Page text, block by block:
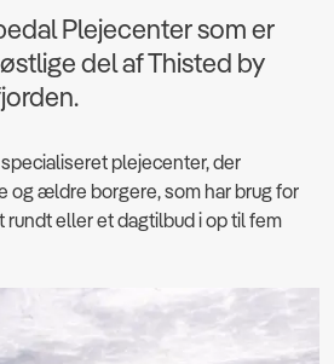
Plejecenter som er
del af Thisted by
plejecenter, der
og ældre borgere, som har brug for
eller et dagtilbud i op til fem